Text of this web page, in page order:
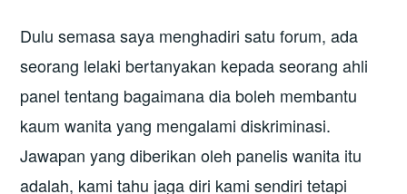
Dulu semasa saya menghadiri satu forum, ada
seorang lelaki bertanyakan kepada seorang ahli
panel tentang bagaimana dia boleh membantu
kaum wanita yang mengalami diskriminasi.
Jawapan yang diberikan oleh panelis wanita itu
adalah, kami tahu jaga diri kami sendiri tetapi